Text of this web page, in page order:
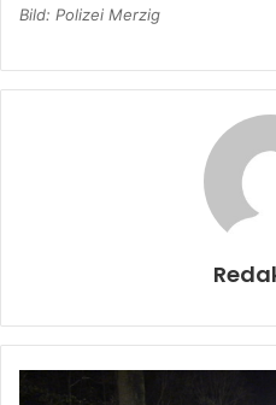
Bild: Polizei Merzig